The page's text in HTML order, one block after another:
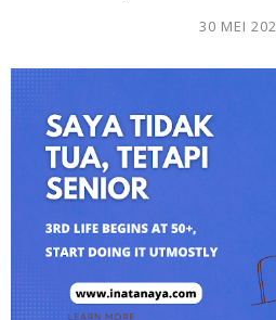
30 MEI